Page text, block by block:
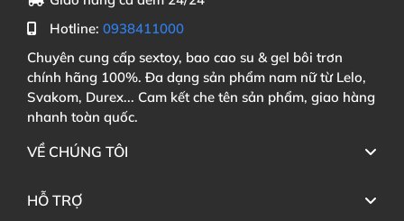
Hotline: 0938411000
Chuyên cung cấp sextoy, bao cao su & gel bôi trơn
chính hãng 100%. Đa dạng sản phẩm nam nữ từ Lelo,
Svakom, Durex... Cam kết che tên sản phẩm, giao hàng
nhanh toàn quốc.
VỀ CHÚNG TÔI
HỖ TRỢ